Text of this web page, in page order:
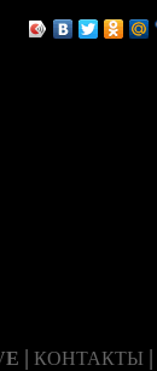
| КОНТАКТЫ |